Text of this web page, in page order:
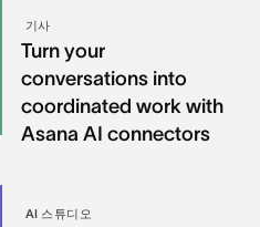
기사
Turn your
conversations into
coordinated work with
Asana AI connectors
AI 스튜디오